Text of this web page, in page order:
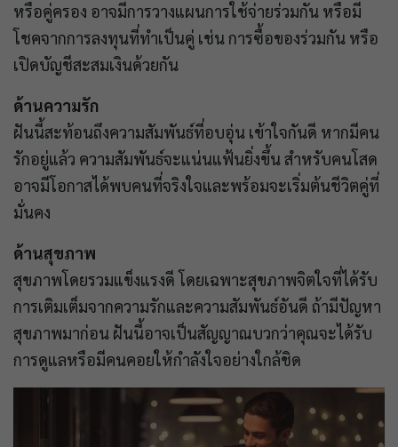
หรือคู่ครอง อาจมีการวางแผนการใช้จ่ายร่วมกัน หรือมี
โชคจากการลงทุนที่ทำเป็นคู่ เช่น การซื้อของร่วมกัน หรือ
เปิดบัญชีสะสมเงินด้วยกัน
ด้านความรัก
ฝันนี้สะท้อนถึงความสัมพันธ์ที่อบอุ่น เข้าใจกันดี หากมีคน
รักอยู่แล้ว ความสัมพันธ์จะแน่นแฟ้นยิ่งขึ้น สำหรับคนโสด
อาจมีโอกาสได้พบคนที่จริงใจและพร้อมจะเริ่มต้นชีวิตคู่ที่
มั่นคง
ด้านสุขภาพ
สุขภาพโดยรวมแข็งแรงดี โดยเฉพาะสุขภาพจิตใจที่ได้รับ
การเติมเต็มจากความรักและความสัมพันธ์อันดี ถ้ามีปัญหา
สุขภาพมาก่อน ฝันนี้อาจเป็นสัญญาณบวกว่าคุณจะได้รับ
การดูแลหรือมีคนคอยให้กำลังใจอย่างใกล้ชิด